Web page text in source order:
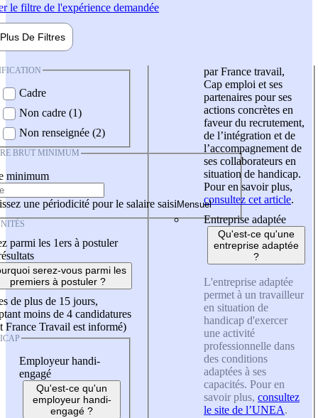
le filtre de l'expérience demandée
Plus De Filtres
Cadre
Non cadre (1)
Non renseignée (2)
BRUT MINIMUM
minimum
une périodicité pour le salaire saisi
parmi les 1ers à postuler
serez-vous parmi les
premiers à postuler ?
de plus de 15 jours,
moins de 4 candidatures
France Travail est informé)
Employeur handi-
engagé
Qu'est-ce qu'un
employeur handi-
engagé ?
par France travail,
Cap emploi et ses
partenaires pour ses
actions concrètes en
faveur du recrutement,
de l’intégration et de
l’accompagnement de
ses collaborateurs en
situation de handicap.
Pour en savoir plus,
consultez cet article.
Entreprise adaptée
Qu'est-ce qu'une
entreprise adaptée
?
L'entreprise adaptée
permet à un travailleur
en situation de
handicap d'exercer
une activité
professionnelle dans
des conditions
adaptées à ses
capacités. Pour en
savoir plus, consultez
le site de l’UNEA.